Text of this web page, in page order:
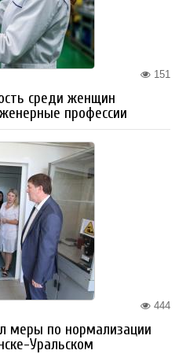
151
среди женщин
профессии
444
меры по нормализации
Уральском